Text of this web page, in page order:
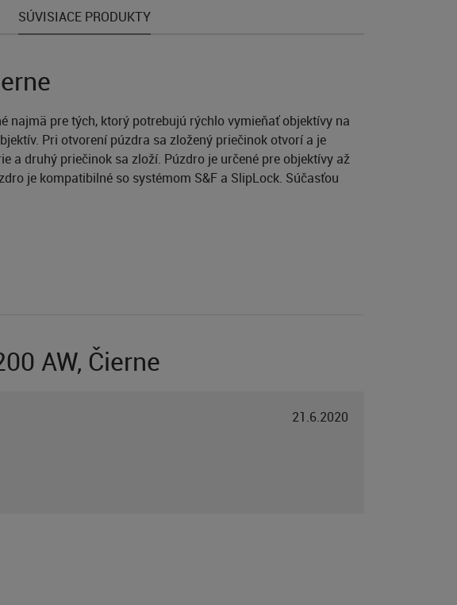
SÚVISIACE PRODUKTY
najmä pre tých, ktorý potrebujú rýchlo vymieňať objektívy na
Pri otvorení púzdra sa zložený priečinok otvorí a je
a druhý priečinok sa zloží. Púzdro je určené pre objektívy až
je kompatibilné so systémom S&F a SlipLock. Súčasťou
AW, Čierne
21.6.2020